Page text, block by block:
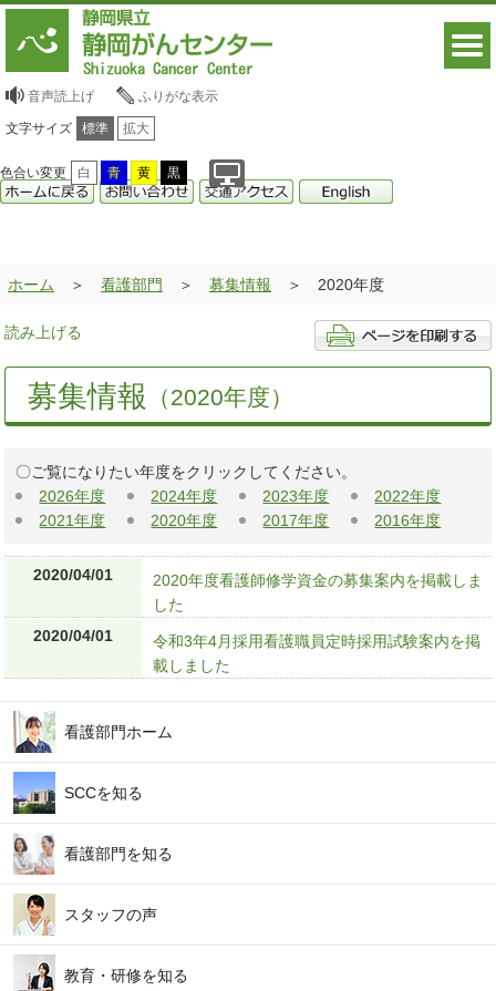
音声読上げ ふりがな表示
文字サイズ 標準 拡大
色合い変更 白 青 黄 黒
ホーム 看護部門 募集情報 2020年度
読み上げる
募集情報 （2020年度）
〇ご覧になりたい年度をクリックしてください。
2026年度
2024年度 2023年度
2022年度
2021年度
2020年度 2017年度 2016年度
2020/04/01
2020年度看護師修学資金の募集案内を掲載しま
した
2020/04/01
令和3年4月採用看護職員定時採用試験案内を掲
載しました
看護部門ホーム
SCCを知る
看護部門を知る
スタッフの声
教育・研修を知る